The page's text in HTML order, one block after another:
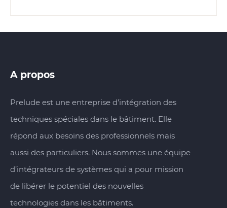
A propos
Prelude est une entreprise d’intégration des
techniques spéciales dans le bâtiment. Elle
répond aux besoins des professionnels mais
aussi des particuliers. Nous sommes une équipe
d’intégrateurs de systèmes qui a pour mission
de libérer le potentiel des nouvelles
technologies dans les bâtiments.